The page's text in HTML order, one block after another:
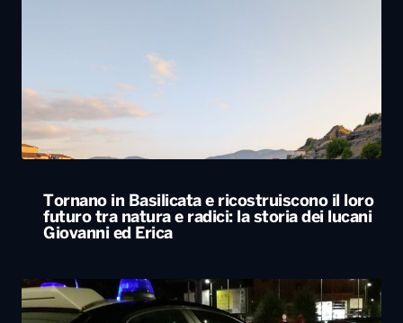
Tornano in Basilicata e ricostruiscono il loro
futuro tra natura e radici: la storia dei lucani
Giovanni ed Erica